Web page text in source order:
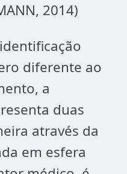
2014)
diferente ao
a
duas
através da
em esfera